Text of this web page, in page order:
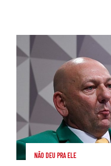
NÃO DEU PRA ELE